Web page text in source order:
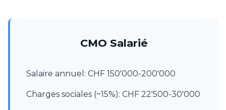
CMO Salarié
Salaire annuel: CHF 150'000-200'000
Charges sociales (~15%): CHF 22'500-30'000